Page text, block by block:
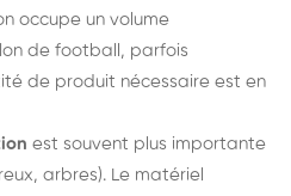
occupe un volume
de football, parfois
de produit nécessaire est en
est souvent plus importante
arbres). Le matériel